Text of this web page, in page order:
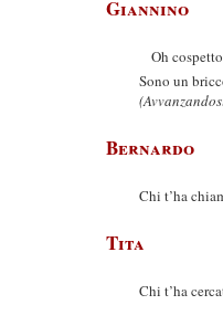
Giannino
Oh
Sono un
Bernardo
Chi t’ha
Tita
Chi t’ha